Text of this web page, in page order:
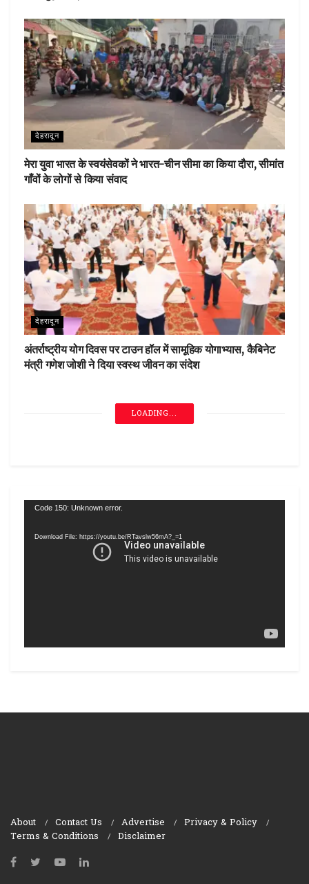
देहरादून
मेरा युवा भारत के स्वयंसेवकों ने भारत-चीन सीमा का किया दौरा, सीमांत
गाँवों के लोगों से किया संवाद
देहरादून
अंतर्राष्ट्रीय योग दिवस पर टाउन हॉल में सामूहिक योगाभ्यास, कैबिनेट
मंत्री गणेश जोशी ने दिया स्वस्थ जीवन का संदेश
LOADING...
Video
Code 150: Unknown error.
Download File: https://youtu.be/RTavslw56mA?_=1
About Contact Us Advertise
Privacy & Policy
Terms & Conditions
Disclaimer